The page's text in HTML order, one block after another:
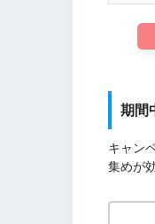
期間
キャン
集めが